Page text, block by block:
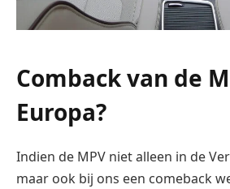
Comback van de
Europa?
Indien de MPV niet alleen in de
maar ook bij ons een comeback